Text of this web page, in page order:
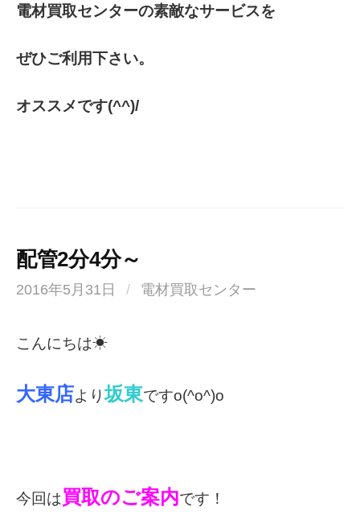
電材買取センターの素敵なサービスを
ぜひご利用下さい。
オススメです(^^)/
配管2分4分～
2016年5月31日 / 電材買取センター
こんにちは☀
大東店より坂東ですo(^o^)o
今回は買取のご案内です！